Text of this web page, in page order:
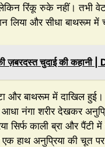
रिंकू रुके नहीं। तभी
लिया और सीधा बाथरूम में
ज़बरदस्त चुदाई की
बाथरूम में दाखिल हुई।
नंगा शरीर देखकर
सिर्फ काली ब्रा और
हाथ अनुप्रिया की चूत पर